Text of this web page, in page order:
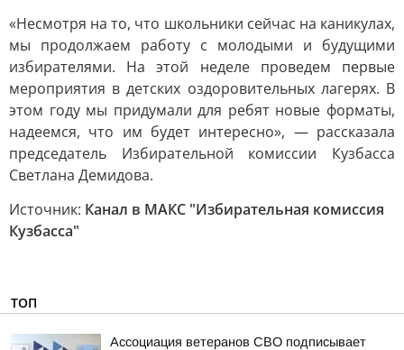
«Несмотря на то, что школьники сейчас на каникулах,
мы продолжаем работу с молодыми и будущими
избирателями. На этой неделе проведем первые
мероприятия в детских оздоровительных лагерях. В
этом году мы придумали для ребят новые форматы,
надеемся, что им будет интересно», — рассказала
председатель Избирательной комиссии Кузбасса
Светлана Демидова.
Источник: Канал в МАКС "Избирательная комиссия
Кузбасса"
ТОП
Ассоциация ветеранов СВО подписывает